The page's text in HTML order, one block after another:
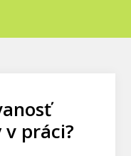
práci?